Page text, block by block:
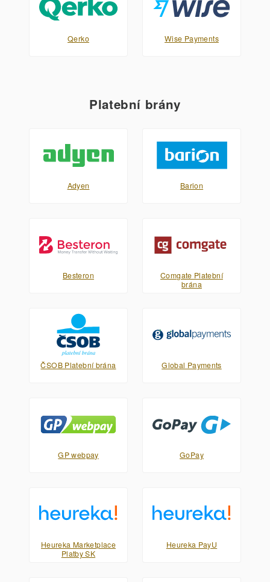
Qerko Wise Payments
Platební brány
Adyen Barion
Besteron
Comgate Platební
brána
ČSOB Platební brána Global Payments
GP webpay GoPay
Heureka Marketplace
Platby SK
Heureka PayU